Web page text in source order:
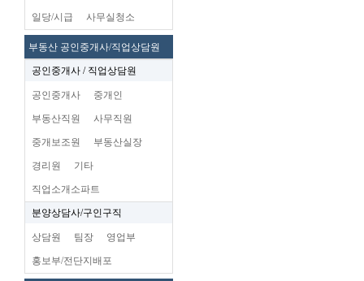
일당/시급 사무실청소
부동산 공인중개사/직업상담원
공인중개사 / 직업상담원
공인중개사 중개인
부동산직원 사무직원
중개보조원 부동산실장
경리원 기타
직업소개소파트
분양상담사/구인구직
상담원 팀장 영업부
홍보부/전단지배포